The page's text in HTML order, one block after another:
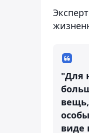
"Для
виде